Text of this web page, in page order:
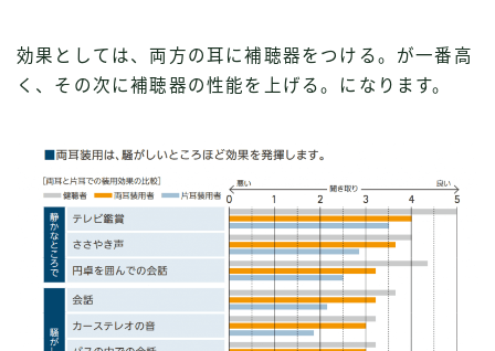
Follow Me
効果としては、両方の耳に補聴器をつける。が一番高
く、その次に補聴器の性能を上げる。になります。